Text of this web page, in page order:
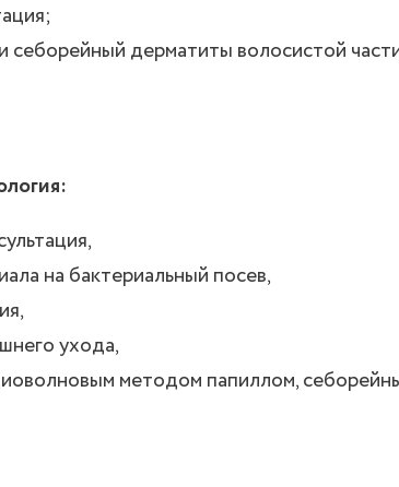
себорейный дерматиты волосистой
на бактериальный посев,
ухода,
методом папиллом,